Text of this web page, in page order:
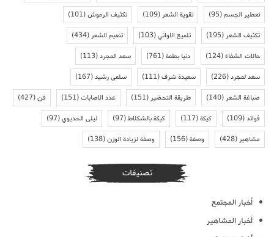
تعطير الجسم(95) تقوية الشعر(109) تكثيف الرموش(101)
تكثيف الشعر(195) تلميع الاواني(103) تنعيم الشعر(434)
حالات الشفاء(124) دنيا بطمة(761) سعد المجرد(113)
سعد لمجرد(226) سعيدة شرف(111) سلمى رشيد(167)
صباغة الشعر(140) طريقة التحضير(151) عدد الاصابات(151) فن(427)
فوائد(109) كيكة(117) كيكة بالشكلاط(97) ليلى الحديوي(97)
مشاهير(428) وصفة(156) وصفة لزيادة الوزن(138)
تصنيفات
أخبار المجتمع
أخبار المشاهير